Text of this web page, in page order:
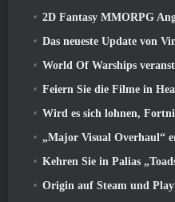
2D Fantasy MMORPG Angels
Das neueste Update von Vindictus führt einen neuen
World Of Warships veranstaltet
Feiern Sie die Filme in Heartopia
Wird es sich lohnen, Fortnite Save
„Major Visual Overhaul“
Kehren Sie in Palias „Toadstool
Origin auf Steam und